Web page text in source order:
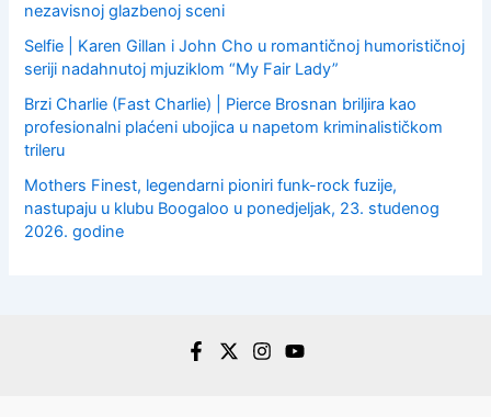
nezavisnoj glazbenoj sceni
Selfie | Karen Gillan i John Cho u romantičnoj humorističnoj
seriji nadahnutoj mjuziklom “My Fair Lady”
Brzi Charlie (Fast Charlie) | Pierce Brosnan briljira kao
profesionalni plaćeni ubojica u napetom kriminalističkom
trileru
Mothers Finest, legendarni pioniri funk-rock fuzije,
nastupaju u klubu Boogaloo u ponedjeljak, 23. studenog
2026. godine